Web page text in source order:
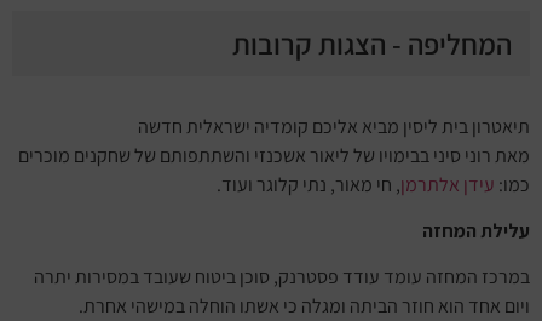
המחליפה - הצגות קרובות
תיאטרון בית ליסין מביא אליכם קומדיה ישראלית חדשה
מאת רוני סיני בבימויו של ליאור אשכנזי והשתתפותם של שחקנים מוכרים
כמו: עידן אלתרמן, חי מאור, נתי קלוגר ועוד.
עלילת המחזה
במרכז המחזה עומד עודד פסטרנק, סוכן ביטוח שעובד במסירות יתרה
ויום אחד הוא חוזר הביתה ומגלה כי אשתו הוחלה במישהי אחרת.